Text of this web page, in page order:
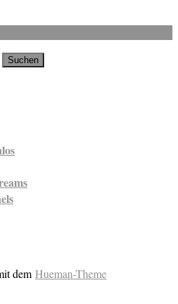
dem Hueman-Theme